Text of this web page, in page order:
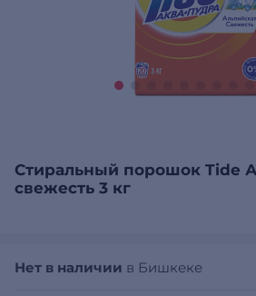
Стиральный порошок Tide
свежесть 3 кг
Нет в наличии в Бишкеке